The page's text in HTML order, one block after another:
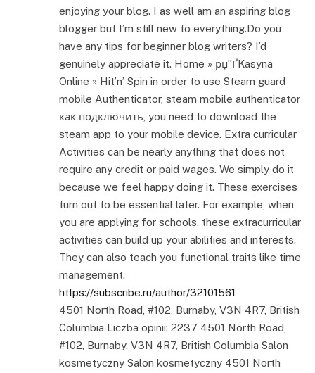
enjoying your blog. I as well am an aspiring blog
blogger but I’m still new to everything.Do you
have any tips for beginner blog writers? I’d
genuinely appreciate it. Home » рџ”ҐKasyna
Online » Hit’n’ Spin in order to use Steam guard
mobile Authenticator, steam mobile authenticator
как подключить, you need to download the
steam app to your mobile device. Extra curricular
Activities can be nearly anything that does not
require any credit or paid wages. We simply do it
because we feel happy doing it. These exercises
turn out to be essential later. For example, when
you are applying for schools, these extracurricular
activities can build up your abilities and interests.
They can also teach you functional traits like time
management.
https://subscribe.ru/author/32101561
4501 North Road, #102, Burnaby, V3N 4R7, British
Columbia Liczba opinii: 2237 4501 North Road,
#102, Burnaby, V3N 4R7, British Columbia Salon
kosmetyczny Salon kosmetyczny 4501 North